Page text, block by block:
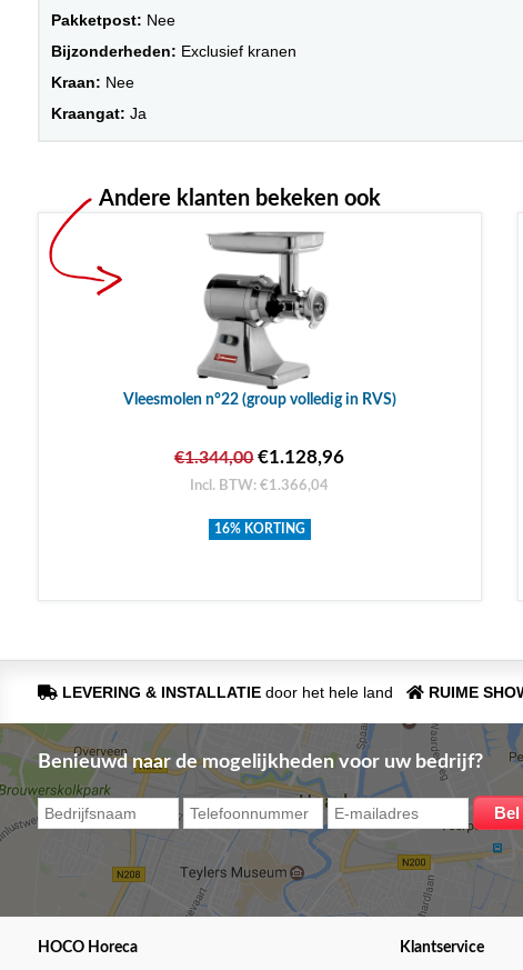
Pakketpost: Nee
Bijzonderheden: Exclusief kranen
Kraan: Nee
Kraangat: Ja
Andere klanten bekeken ook
Vleesmolen n°22 (group volledig in RVS)
€1.344,00€1.128,96
Incl. BTW: €1.366,04
16% KORTING
LEVERING & INSTALLATIEdoor het hele land RUIME
Benieuwd naar de mogelijkheden voor uw bedrijf?
HOCO Horeca Klantservice